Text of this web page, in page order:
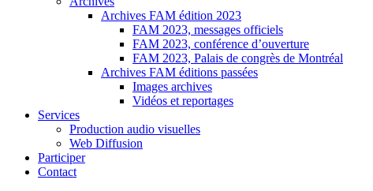
Archives FAM édition 2023
FAM 2023, messages officiels
FAM 2023, conférence d’ouverture
FAM 2023, Palais de congrès de Montréal
Archives FAM éditions passées
Images archives
Vidéos et reportages
Services
Production audio visuelles
Web Diffusion
Participer
Contact